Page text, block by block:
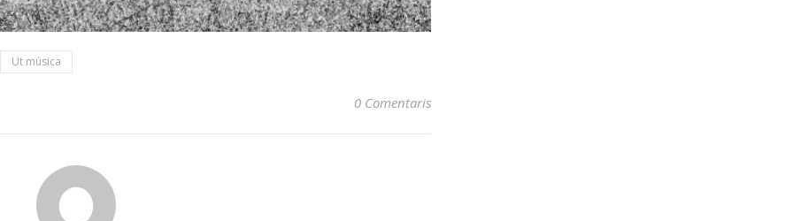
Ut música
0 Comentaris